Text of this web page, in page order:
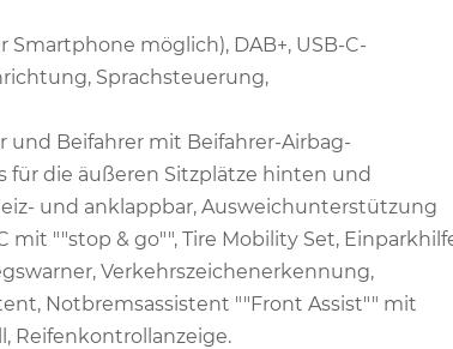
möglich), DAB+, USB-C-
Sprachsteuerung,
und Beifahrer mit Beifahrer-Airbag-
für die äußeren Sitzplätze hinten und
und anklappbar, Ausweichunterstützung
""stop & go"", Tire Mobility Set,
Verkehrszeichenerkennung,
Notbremsassistent ""Front Assist"" mit
Reifenkontrollanzeige.